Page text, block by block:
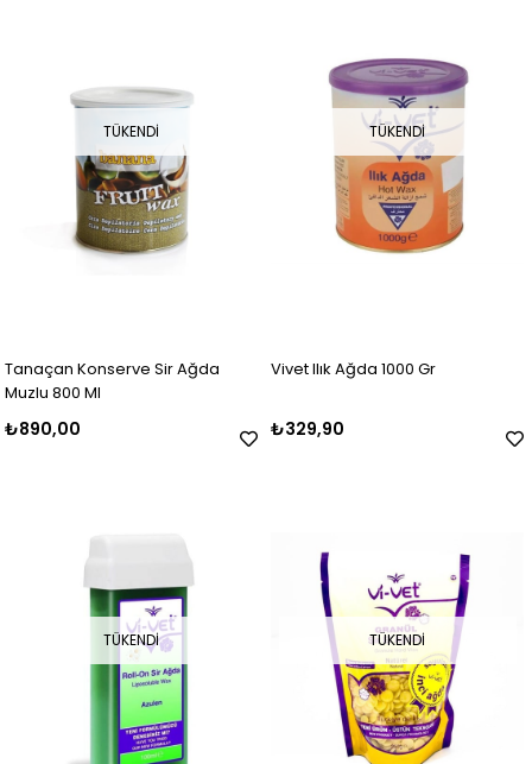
TÜKENDI
Tanaçan Konserve Sir Ağda
Muzlu 800 Ml
₺890,00
TÜKENDI
Vivet Ilık Ağda 1000 Gr
₺329,90
TÜKENDI TÜKENDI